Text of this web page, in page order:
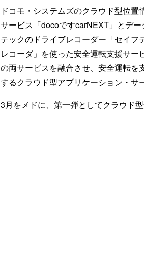
ドコモ・システムズのクラウド型位置
サービス「docoですcarNEXT」とデー
テックのドライブレコーダー「セイフ
レコーダ」を使った安全運転支援サー
の両サービスを融合させ、安全運転を
するクラウド型アプリケーション・サ
3月をメドに、第一弾としてクラウド